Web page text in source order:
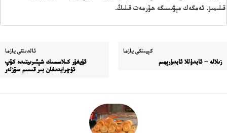
قىلىمىز. ئەمگەك مېۋىسىگە ھۆرمەت قىلىڭ.
ئالدىنقى يازما
ئۇيغۇر كىلاسسىك شېئىرىيتىدە كۆپ
ئۇچرايدىغان بىر قىسىم سۆزلەر
كېيىنكى يازما
زىلالە – ئابدۇللا ئابدۇرېھىم